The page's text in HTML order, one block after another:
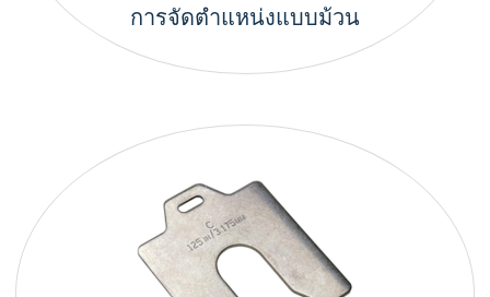
การจัดตำแหน่งแบบม้วน